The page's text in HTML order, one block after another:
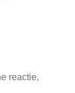
reactie,